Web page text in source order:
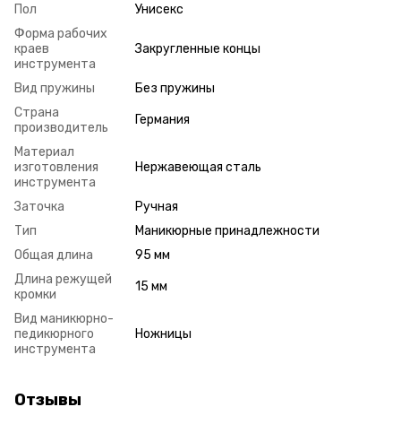
Пол
Унисекс
Форма рабочих
краев
инструмента
Закругленные концы
Вид пружины
Без пружины
Страна
производитель
Германия
Материал
изготовления
инструмента
Нержавеющая сталь
Заточка
Ручная
Тип
Маникюрные принадлежности
Общая длина
95 мм
Длина режущей
кромки
15 мм
Вид маникюрно-
педикюрного
инструмента
Ножницы
Отзывы